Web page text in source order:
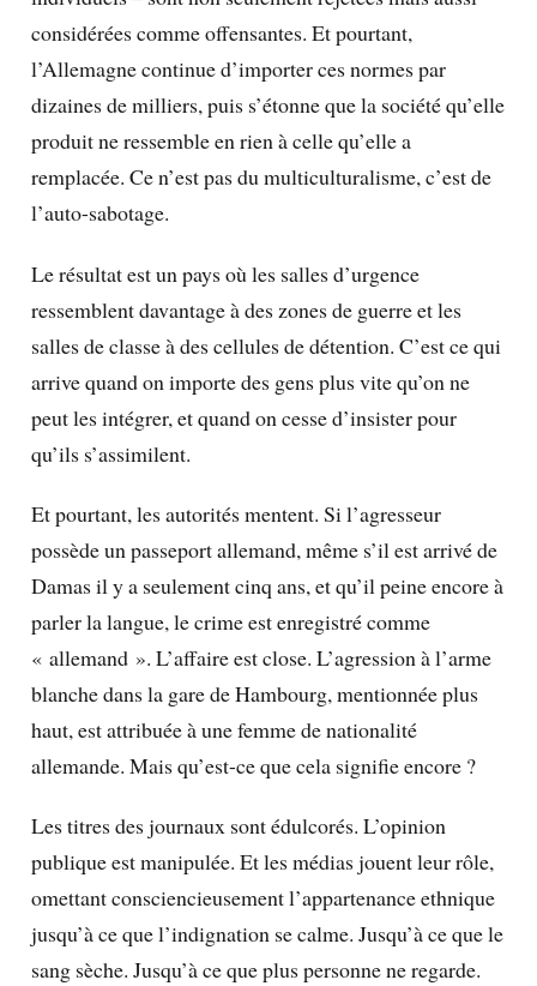
considérées comme offensantes. Et pourtant,
l’Allemagne continue d’importer ces normes par
dizaines de milliers, puis s’étonne que la société qu’elle
produit ne ressemble en rien à celle qu’elle a
remplacée. Ce n’est pas du multiculturalisme, c’est de
l’auto-sabotage.
Le résultat est un pays où les salles d’urgence
ressemblent davantage à des zones de guerre et les
salles de classe à des cellules de détention. C’est ce qui
arrive quand on importe des gens plus vite qu’on ne
peut les intégrer, et quand on cesse d’insister pour
qu’ils s’assimilent.
Et pourtant, les autorités mentent. Si l’agresseur
possède un passeport allemand, même s’il est arrivé de
Damas il y a seulement cinq ans, et qu’il peine encore à
parler la langue, le crime est enregistré comme
« allemand ». L’affaire est close. L’agression à l’arme
blanche dans la gare de Hambourg, mentionnée plus
haut, est attribuée à une femme de nationalité
allemande. Mais qu’est-ce que cela signifie encore ?
Les titres des journaux sont édulcorés. L’opinion
publique est manipulée. Et les médias jouent leur rôle,
omettant consciencieusement l’appartenance ethnique
jusqu’à ce que l’indignation se calme. Jusqu’à ce que le
sang sèche. Jusqu’à ce que plus personne ne regarde.